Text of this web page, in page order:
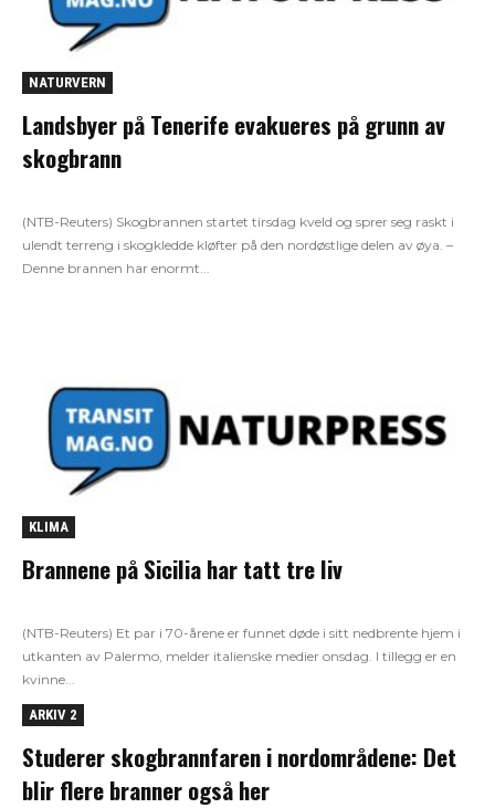
NATURVERN
Landsbyer på Tenerife evakueres på grunn av
skogbrann
(NTB-Reuters) Skogbrannen startet tirsdag kveld og sprer seg raskt i
ulendt terreng i skogkledde kløfter på den nordøstlige delen av øya. –
Denne brannen har enormt...
KLIMA
Brannene på Sicilia har tatt tre liv
(NTB-Reuters) Et par i 70-årene er funnet døde i sitt nedbrente hjem i
utkanten av Palermo, melder italienske medier onsdag. I tillegg er en
kvinne...
ARKIV 2
Studerer skogbrannfaren i nordområdene: Det
blir flere branner også her